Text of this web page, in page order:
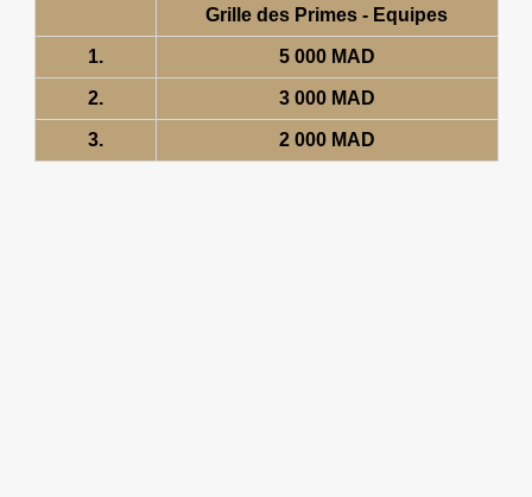
Grille des Primes - Equipes
1. 5 000 MAD
2. 3 000 MAD
3. 2 000 MAD